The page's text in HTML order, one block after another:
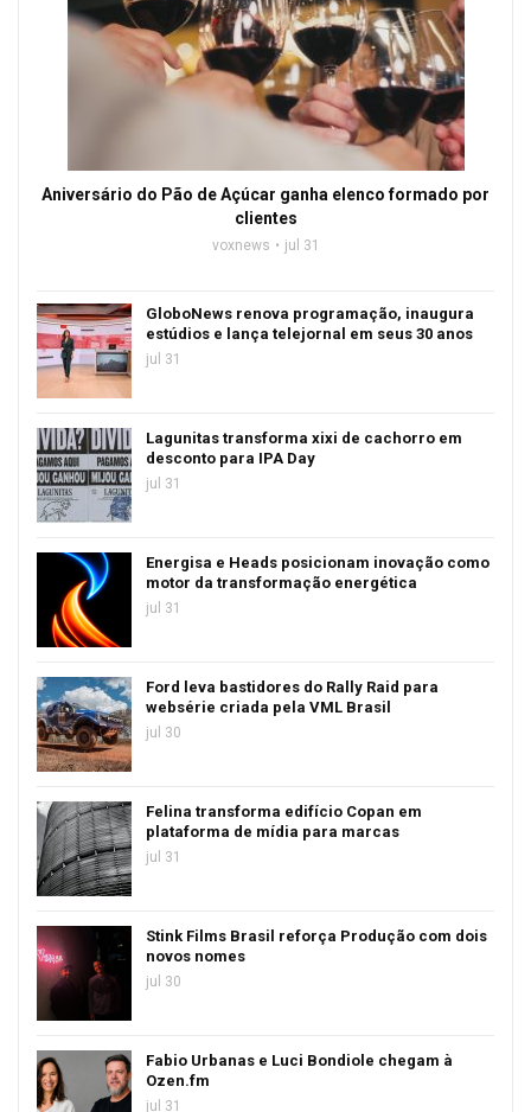
Aniversário do Pão de Açúcar ganha elenco formado por
clientes
voxnews jul 31
GloboNews renova programação, inaugura
estúdios e lança telejornal em seus 30 anos
jul 31
Lagunitas transforma xixi de cachorro em
desconto para IPA Day
jul 31
Energisa e Heads posicionam inovação como
motor da transformação energética
jul 31
Ford leva bastidores do Rally Raid para
websérie criada pela VML Brasil
jul 30
Felina transforma edifício Copan em
plataforma de mídia para marcas
jul 31
Stink Films Brasil reforça Produção com dois
novos nomes
jul 30
Fabio Urbanas e Luci Bondiole chegam à
Ozen.fm
jul 31